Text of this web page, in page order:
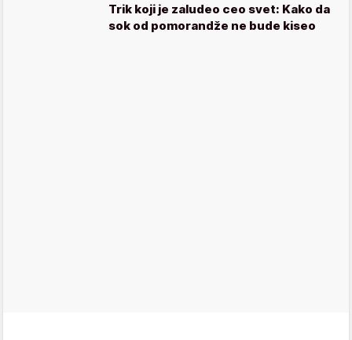
Trik koji je zaludeo ceo svet: Kako da
sok od pomorandže ne bude kiseo